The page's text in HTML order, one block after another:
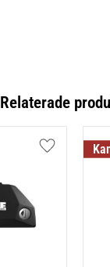
Relaterade
Lägg till i